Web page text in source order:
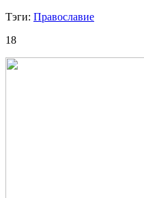
Тэги: Православие
18